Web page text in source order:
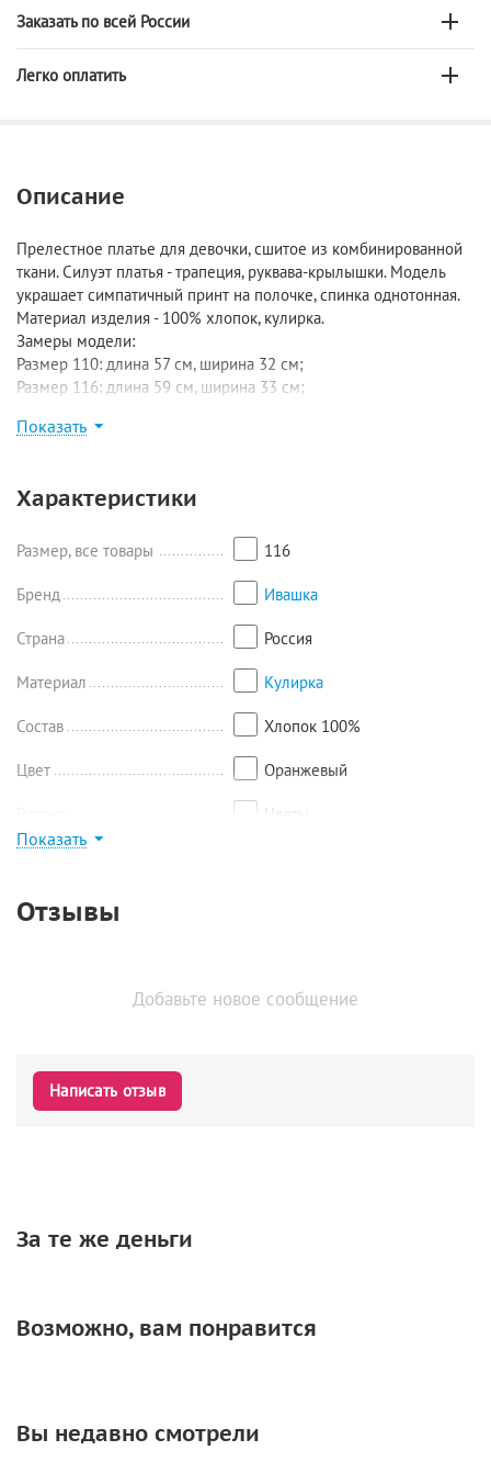
Заказать по всей России
Легко оплатить
Описание
Прелестное платье для девочки, сшитое из комбинированной
ткани. Силуэт платья - трапеция, руквава-крылышки. Модель
украшает симпатичный принт на полочке, спинка однотонная.
Материал изделия - 100% хлопок, кулирка.
Замеры модели:
Размер 110: длина 57 см, ширина 32 см;
Размер 116: длина 59 см, ширина 33 см;
Размер 128: длина 65 см, ширина 35 см;
Показать
Характеристики
Размер, все товары 116
Бренд Ивашка
Страна Россия
Материал Кулирка
Состав Хлопок 100%
Цвет Оранжевый
Цветы
Показать
Отзывы
Добавьте новое сообщение
Написать отзыв
За те же деньги
Возможно, вам понравится
Вы недавно смотрели